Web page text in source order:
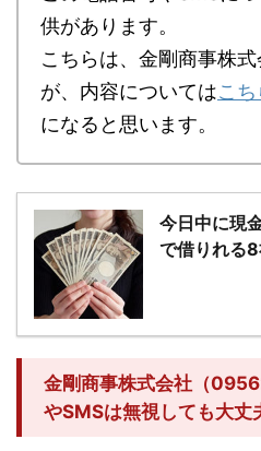
供があります。
こちらは、金剛商事株
が、内容についてはこち
になると思います。
今日中に現
で借りれる8
金剛商事株式会社（
やSMSは無視しても大丈